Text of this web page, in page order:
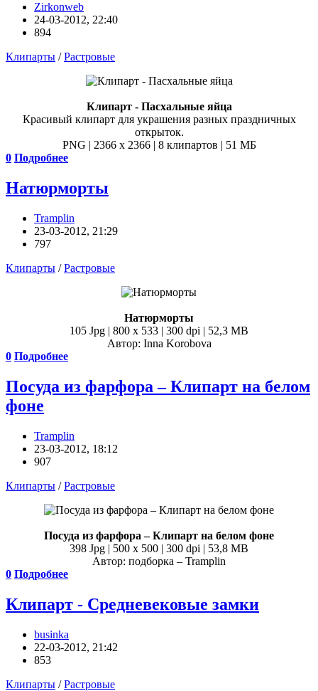
Zirkonweb
24-03-2012, 22:40
894
Клипарты /Растровые
Клипарт - Пасхальные яйца
Красивый клипарт для украшения разных праздничных
открыток.
PNG | 2366 x 2366 | 8 клипартов | 51 МБ
0 Подробнее
Натюрморты
Tramplin
23-03-2012, 21:29
797
Клипарты /Растровые
Натюрморты
105 Jpg | 800 x 533 | 300 dpi | 52,3 MB
Автор: Inna Korobova
0 Подробнее
Посуда из фарфора – Клипарт на белом
фоне
Tramplin
23-03-2012, 18:12
907
Клипарты /Растровые
Посуда из фарфора – Клипарт на белом фоне
398 Jpg | 500 x 500 | 300 dpi | 53,8 MB
Автор: подборка – Tramplin
0 Подробнее
Клипарт - Средневековые замки
businka
22-03-2012, 21:42
853
Клипарты /Растровые